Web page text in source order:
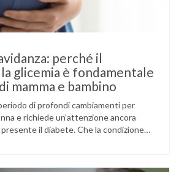
perché il
glicemia è fondamentale
mamma e bambino
di profondi cambiamenti per
e richiede un’attenzione ancora
il diabete. Che la condizione
(diabete gestazionale),